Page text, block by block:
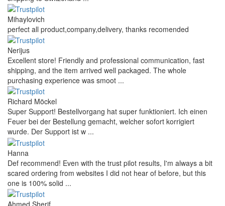
Вашият отзив
+
Рейтинг
Напишете отзив
Отзиви от наши клиенти
Reviews 79 • Excellent